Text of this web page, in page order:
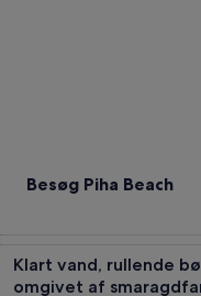
Besøg Piha Beach
Klart vand, rullende
omgivet af